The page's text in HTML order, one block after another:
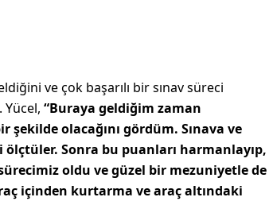
ve çok başarılı bir sınav süreci
Yücel, “Buraya geldiğim zaman
olacağını gördüm. Sınava ve
Sonra bu puanları harmanlayıp,
oldu ve güzel bir mezuniyetle de
içinden kurtarma ve araç altındaki